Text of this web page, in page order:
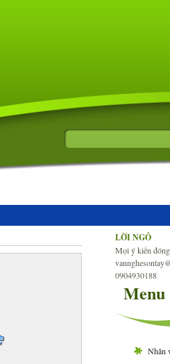
LỜI NGỎ
Mọi ý kiến
0904930188
Menu
Nhân